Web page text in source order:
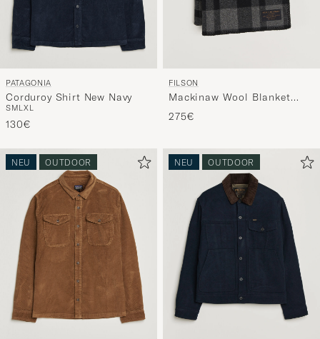
PATAGONIA
Corduroy Shirt New Navy
SMLXL
130€
FILSON
Mackinaw Wool Blanket
Charcoal
275€
NEU OUTDOOR NEU OUTDOOR